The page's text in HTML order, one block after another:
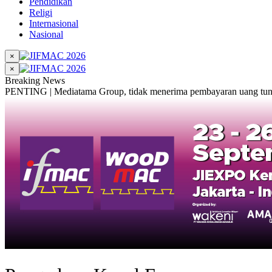
Religi
Internasional
Nasional
×
×
Breaking News
PENTING | Mediatama Group, tidak menerima pembayaran uang